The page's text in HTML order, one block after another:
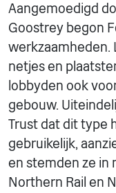
Aangemoedigd
Goostrey begon
werkzaamheden.
netjes en
lobbyden ook
gebouw.
Trust dat dit type
gebruikelijk,
en stemden ze in
Northern Rail en